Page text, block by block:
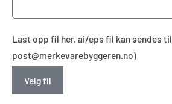
Last opp fil her. ai/eps fil kan sendes til
post@merkevarebyggeren.no)
Velg fil